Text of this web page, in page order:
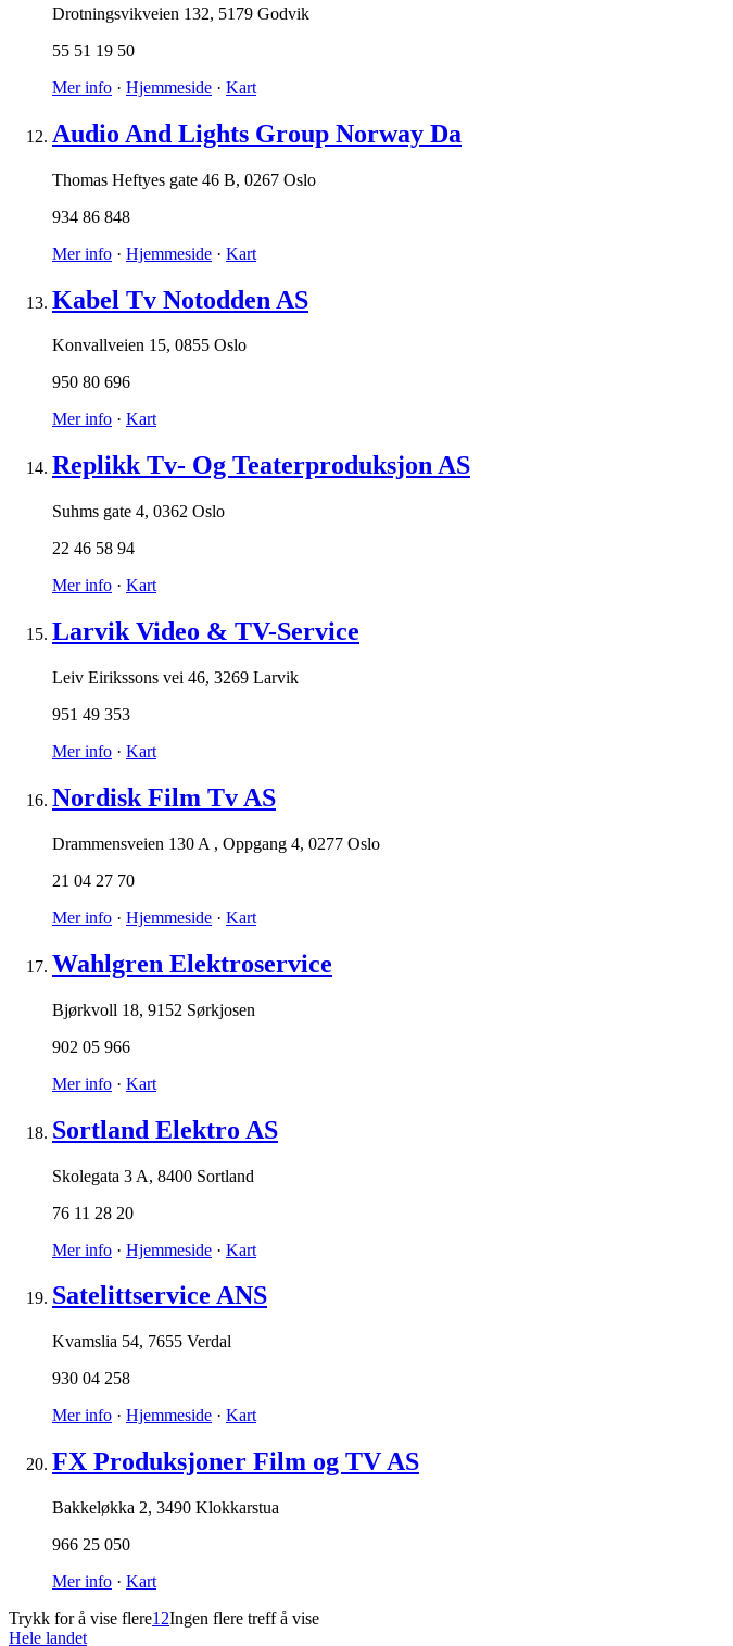
Drotningsvikveien 132, 5179 Godvik
55 51 19 50
Mer info · Hjemmeside · Kart
Audio And Lights Group Norway Da
Thomas Heftyes gate 46 B, 0267 Oslo
934 86 848
Mer info · Hjemmeside · Kart
Kabel Tv Notodden AS
Konvallveien 15, 0855 Oslo
950 80 696
Mer info · Kart
Replikk Tv- Og Teaterproduksjon AS
Suhms gate 4, 0362 Oslo
22 46 58 94
Mer info · Kart
Larvik Video & TV-Service
Leiv Eirikssons vei 46, 3269 Larvik
951 49 353
Mer info · Kart
Nordisk Film Tv AS
Drammensveien 130 A , Oppgang 4, 0277 Oslo
21 04 27 70
Mer info · Hjemmeside · Kart
Wahlgren Elektroservice
Bjørkvoll 18, 9152 Sørkjosen
902 05 966
Mer info · Kart
Sortland Elektro AS
Skolegata 3 A, 8400 Sortland
76 11 28 20
Mer info · Hjemmeside · Kart
Satelittservice ANS
Kvamslia 54, 7655 Verdal
930 04 258
Mer info · Hjemmeside · Kart
FX Produksjoner Film og TV AS
Bakkeløkka 2, 3490 Klokkarstua
966 25 050
Mer info · Kart
Trykk for å vise flere1 2Ingen flere treff å vise
Hele landet